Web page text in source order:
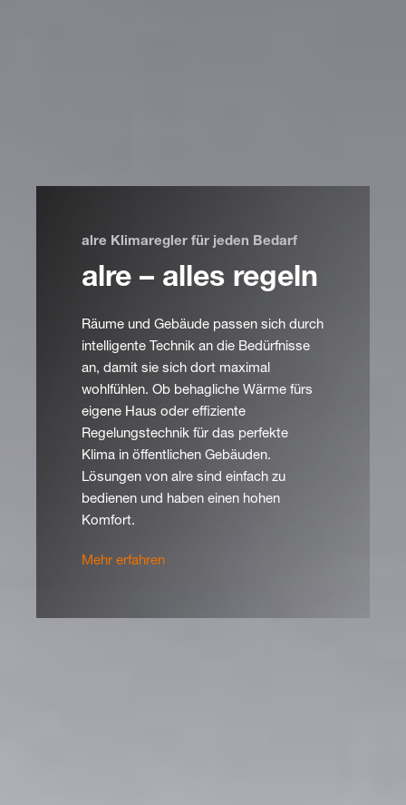
alre Klimaregler für jeden Bedarf
alre – alles regeln
Räume und Gebäude passen sich durch
intelligente Technik an die Bedürfnisse
an, damit sie sich dort maximal
wohlfühlen. Ob behagliche Wärme fürs
eigene Haus oder effiziente
Regelungstechnik für das perfekte
Klima in öffentlichen Gebäuden.
Lösungen von alre sind einfach zu
bedienen und haben einen hohen
Komfort.
Mehr erfahren